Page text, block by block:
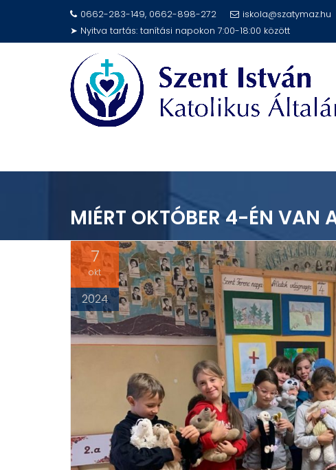
content
0662-283-149, 0662-898-272
iskola@szatymaz.hu
➤ Nyitva tartás: tanítási napokon 7:00-18:00 között
MIÉRT OKTÓBER 4-ÉN VAN
7
okt
2024